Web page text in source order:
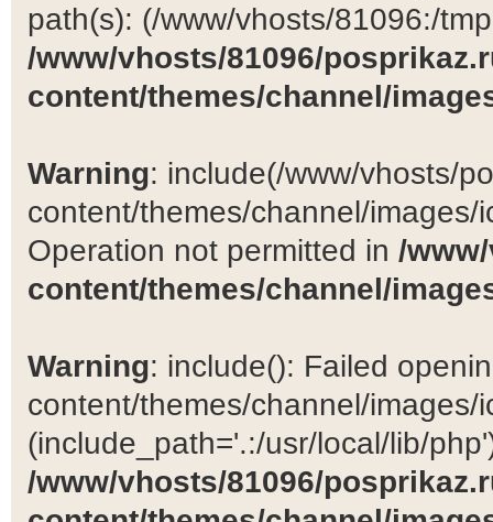
path(s): (/www/vhosts/81096:/
/www/vhosts/81096/
content/themes/channel/
Warning: include(/www/vhosts/
content/themes/channel/
Operation not permitted in /
content/themes/channel/
Warning: include(): Failed
content/themes/channel/images/
(include_path='.:/usr/local/lib/
/www/vhosts/81096/